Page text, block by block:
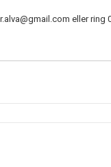
eller ring